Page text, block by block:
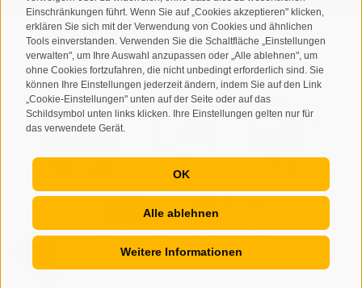
Einschränkungen führt. Wenn Sie auf „Cookies akzeptieren" klicken,
erklären Sie sich mit der Verwendung von Cookies und ähnlichen
Tools einverstanden. Verwenden Sie die Schaltfläche „Einstellungen
verwalten", um Ihre Auswahl anzupassen oder „Alle ablehnen", um
ohne Cookies fortzufahren, die nicht unbedingt erforderlich sind. Sie
können Ihre Einstellungen jederzeit ändern, indem Sie auf den Link
„Cookie-Einstellungen" unten auf der Seite oder auf das
Schildsymbol unten links klicken. Ihre Einstellungen gelten nur für
das verwendete Gerät.
OK
Alle ablehnen
Weitere Informationen
Sitemap • Impressum • Cookie-Richtlinie • Privacy •
Cookie Präferenzen • created with passion by